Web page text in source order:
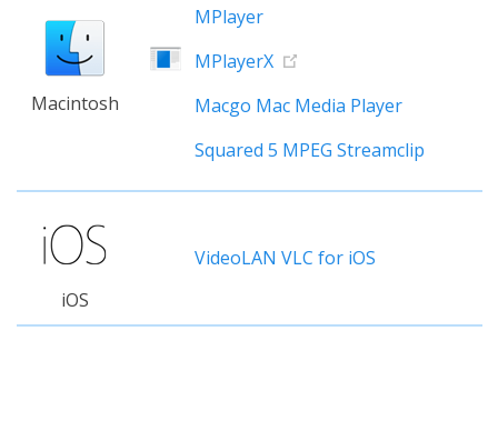
Macintosh
MPlayer
MPlayerX
Macgo Mac Media Player
Squared 5 MPEG Streamclip
iOS
VideoLAN VLC for iOS